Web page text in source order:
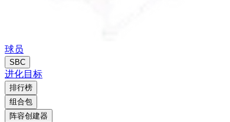
球员
SBC
进化目标
排行榜
组合包
阵容创建器